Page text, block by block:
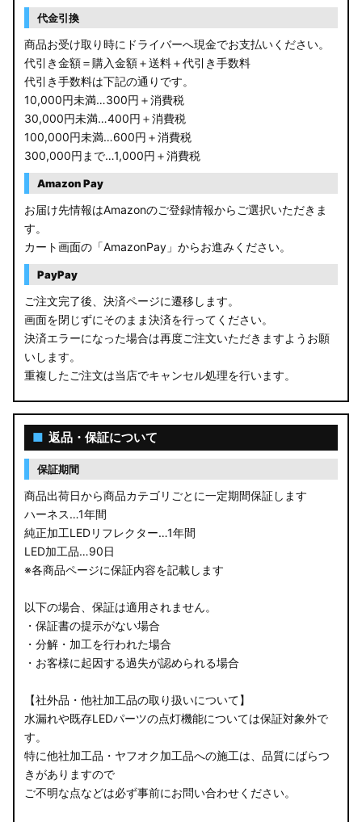
RP6/7 ステップワゴン
RP1/2 RP3/4 ステップワゴン/スパーダ
RK5/6 ステップワゴンスパーダ
RC1/2 オデッセイ
GB5〜8 フリード
GR フィット
GP5/6 GK3〜6 フィット
MK53S スペーシアカスタム
MA37S/MA27S ソリオ / ソリオ バンディット
MA26S/MA36S ソリオ
ZC33S スイフトスポーツ
LA650S タントカスタム
LA600S タントカスタム
LA150S ムーヴカスタム
LA700S ウェイク
GN0W アウトランダー
GK1W/GK9W エクリプスクロス
CV1W デリカD:5
B34A/B35A/B37A/B38A デリカミニ
B34W/B35W/B37W/B38W ekクロススペース
B34W/B35W/B37W/B38W ekクロス
KG CX-8
代金引換
商品お受け取り時にドライバーへ現金でお支払いください。
代引き金額＝購入金額＋送料＋代引き手数料
代引き手数料は下記の通りです。
10,000円未満…300円＋消費税
30,000円未満…400円＋消費税
100,000円未満…600円＋消費税
300,000円まで…1,000円＋消費税
Amazon Pay
お届け先情報はAmazonのご登録情報からご選択いただきま
す。
カート画面の「AmazonPay」からお進みください。
PayPay
ご注文完了後、決済ページに遷移します。
画面を閉じずにそのまま決済を行ってください。
決済エラーになった場合は再度ご注文いただきますようお願
いします。
重複したご注文は当店でキャンセル処理を行います。
■ 返品・保証について
保証期間
商品出荷日から商品カテゴリごとに一定期間保証します
ハーネス…1年間
純正加工LEDリフレクター…1年間
LED加工品…90日
※各商品ページに保証内容を記載します
以下の場合、保証は適用されません。
・保証書の提示がない場合
・分解・加工を行われた場合
・お客様に起因する過失が認められる場合
【社外品・他社加工品の取り扱いについて】
水漏れや既存LEDパーツの点灯機能については保証対象外で
す。
特に他社加工品・ヤフオク加工品への施工は、品質にばらつ
きがありますので
ご不明な点などは必ず事前にお問い合わせください。